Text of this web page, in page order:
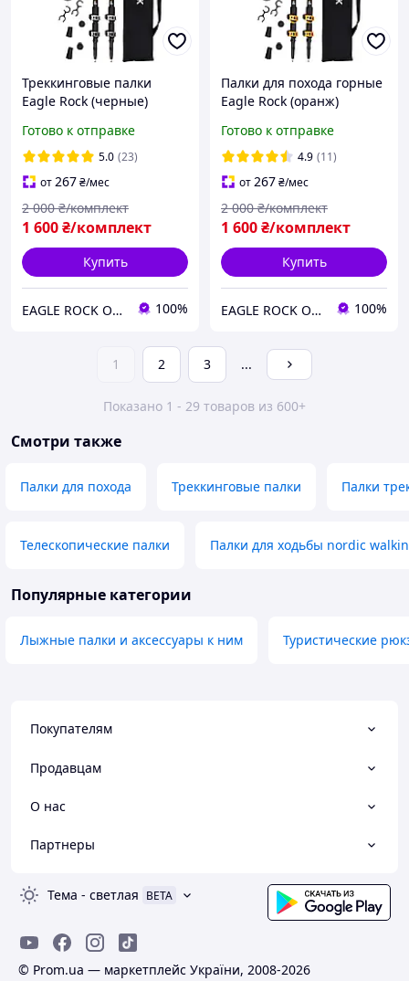
Треккинговые палки
Eagle Rock (черные)
ходьбы для хайкинга
трекинга
телескопические
Готово к отправке
5.0 (23)
от267₴/мес
1 600₴/комплект
2 000 ₴/комплект
Купить
EAGLE ROCK Официальный магазин бренду 100%
Палки для похода горные
Eagle Rock (оранж)
хайкинга треккинга
бэкпекинга регулируемые
Готово к отправке
4.9 (11)
от267₴/мес
1 600₴/комплект
2 000 ₴/комплект
Купить
EAGLE ROCK Официальный магазин бренду 100%
1 2 3 ...
Показано 1 - 29 товаров из 600+
Смотри также
Палки для похода Треккинговые палки Палки
Телескопические палки Палки для ходьбы nordic
Популярные категории
Лыжные палки и аксессуары к ним Туристические
Покупателям
Продавцам
О нас
Партнеры
Тема - светлая BETA
© Prom.ua — маркетплейс України, 2008-2026